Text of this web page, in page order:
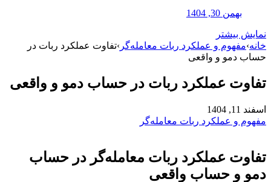
بهمن 30, 1404
نمایش بیشتر
خانه›مفهوم و عملکرد ربات معامله‌گر ›تفاوت عملکرد ربات در
حساب دمو و واقعی
تفاوت عملکرد ربات در حساب دمو و واقعی
اسفند 11, 1404
مفهوم و عملکرد ربات معامله‌گر
تفاوت عملکرد ربات معامله‌گر در حساب
دمو و حساب واقعی